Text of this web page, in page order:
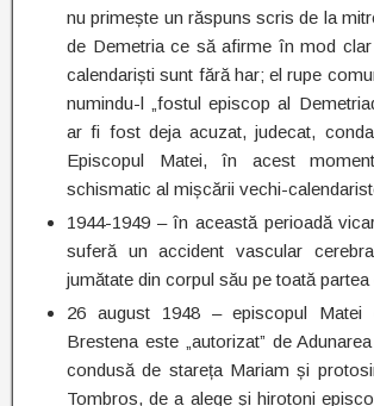
nu primește un răspuns scris de la
de Demetria ce să afirme în mod
calendariști sunt fără har; el rupe
numindu-l „fostul episcop al
ar fi fost deja acuzat, judecat,
Episcopul Matei, în acest
schismatic al mișcării vechi-
1944-1949 – în această perioadă
suferă un accident vascular
jumătate din corpul său pe toată partea
26 august 1948 – episcopul Matei
Brestena este „autorizat” de
condusă de stareța Mariam și
Tombros, de a alege și hirotoni